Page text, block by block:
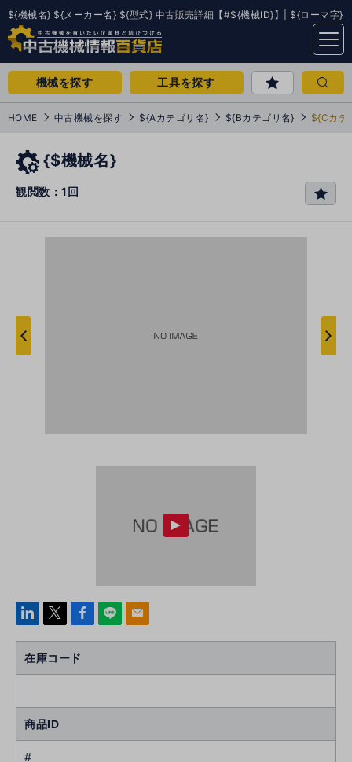
${機械名} ${メーカー名} ${型式} 中古販売詳細【#${機械ID}】| ${ローマ字}
menu
機械を探す 工具を探す
HOME 中古機械を探す ${Aカテゴリ名} ${Bカテゴリ名} ${Cカテ
{$機械名}
観閲数：1回
favo
linke
Face
k
line mail
在庫コード
商品ID
#